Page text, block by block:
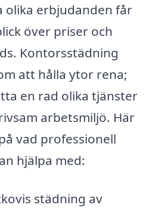
olika erbjudanden får
över priser och
Kontorsstädning
att hålla ytor rena;
en rad olika tjänster
arbetsmiljö. Här
vad professionell
hjälpa med:
städning av